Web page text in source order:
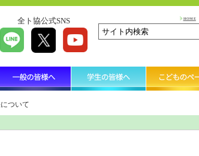
全ト協公式SNS HOME
ついて